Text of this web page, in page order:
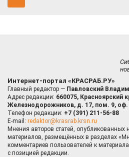
Интернет-портал «КРАСРАБ.РУ»
Главный редактор — Павловский
Адрес редакции: 660075, Красноярский
Железнодорожников, д. 17, пом. 9, оф.
Телефон редакции: +7 (391) 211-56-88
E-mail: redaktor@krasrab.krsn.ru
Мнения авторов статей, опубликованных
материалов, размещённых в разделах
комментариев пользователей к
с позицией редакции.